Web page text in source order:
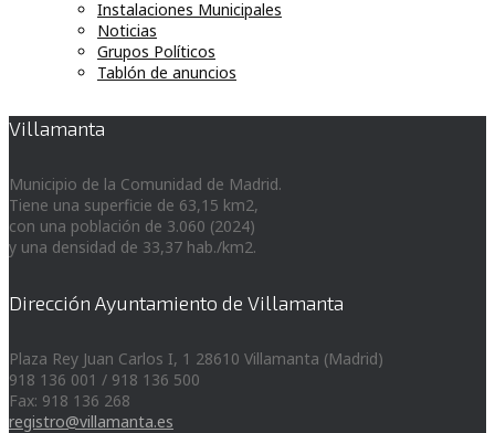
Instalaciones Municipales
Noticias
Grupos Políticos
Tablón de anuncios
Villamanta
Municipio de la Comunidad de Madrid.
Tiene una superficie de 63,15 km2,
con una población de 3.060 (2024)
y una densidad de 33,37 hab./km2.
Dirección Ayuntamiento de Villamanta
Plaza Rey Juan Carlos I, 1 28610 Villamanta (Madrid)
918 136 001 / 918 136 500
Fax: 918 136 268
registro@villamanta.es